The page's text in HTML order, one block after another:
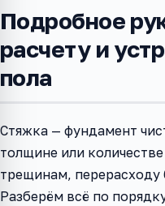
Подробное
расчету и
пола
Стяжка — фундамент
толщине или
трещинам,
Разберём всё по